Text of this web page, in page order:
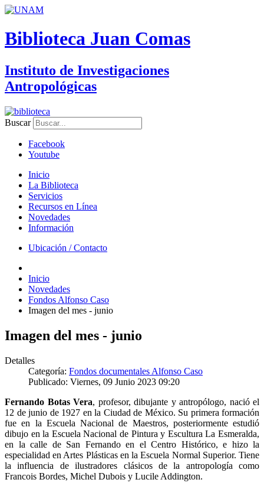
Biblioteca Juan Comas
Instituto de Investigaciones
Antropológicas
Buscar
Facebook
Youtube
Inicio
La Biblioteca
Servicios
Recursos en Línea
Novedades
Información
Ubicación / Contacto
Inicio
Novedades
Fondos Alfonso Caso
Imagen del mes - junio
Imagen del mes - junio
Detalles
Categoría: Fondos documentales Alfonso Caso
Publicado: Viernes, 09 Junio 2023 09:20
Fernando Botas Vera, profesor, dibujante y antropólogo, nació el
12 de junio de 1927 en la Ciudad de México. Su primera formación
fue en la Escuela Nacional de Maestros, posteriormente estudió
dibujo en la Escuela Nacional de Pintura y Escultura La Esmeralda,
en la calle de San Fernando en el Centro Histórico, e hizo la
especialidad en Artes Plásticas en la Escuela Normal Superior. Tiene
la influencia de ilustradores clásicos de la antropología como
Francois Bordes, Michel Dubois y Lucile Addington.